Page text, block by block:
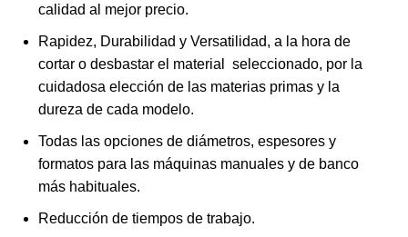
calidad al mejor precio.
Rapidez, Durabilidad y Versatilidad, a la hora de
cortar o desbastar el material seleccionado, por la
cuidadosa elección de las materias primas y la
dureza de cada modelo.
Todas las opciones de diámetros, espesores y
formatos para las máquinas manuales y de banco
más habituales.
Reducción de tiempos de trabajo.